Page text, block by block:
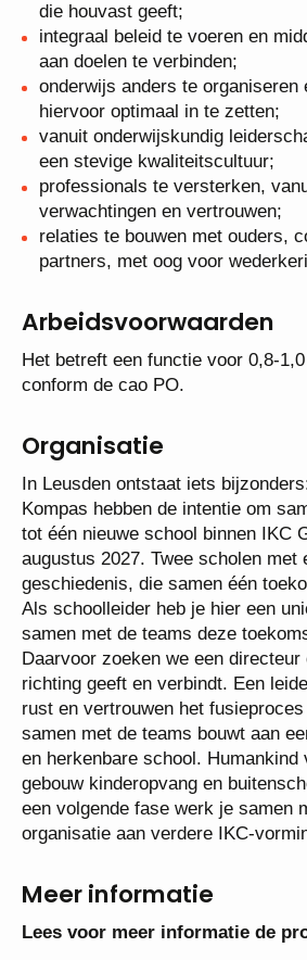
ontwikkelen die houvast geeft;
integraal beleid te voeren en
verantwoord aan doelen te
onderwijs anders te organiseren
hiervoor optimaal in te zetten;
vanuit onderwijskundig
een stevige kwaliteitscultuur;
professionals te versterken,
verwachtingen en vertrouwen;
relaties te bouwen met ouders,
partners, met oog voor
Arbeidsvoorwaarden
Het betreft een functie voor 0,8-
conform de cao PO.
Organisatie
In Leusden ontstaat iets
Het Kompas hebben de intentie
groeien tot één nieuwe school
Groenhouten per 1 augustus 2027.
met een eigen geschiedenis, die
toekomst onderzoeken. Als
een unieke kans om samen met
toekomst te ontwerpen. Daarvoor
directeur die stevig staat, richting
Een leider die met visie, rust en
fusieproces begeleidt en samen
aan een gedragen, sterke en
Humankind verzorgt in het
buitenschoolse opvang. In een
je samen met deze organisatie aan
Meer informatie